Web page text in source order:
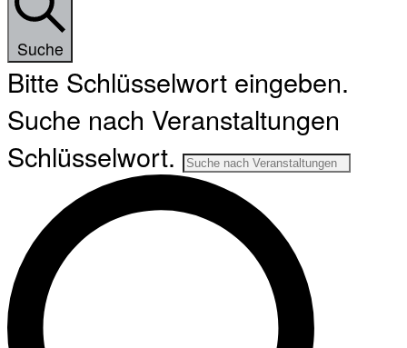
Suche
Bitte Schlüsselwort eingeben.
Suche nach Veranstaltungen
Schlüsselwort.